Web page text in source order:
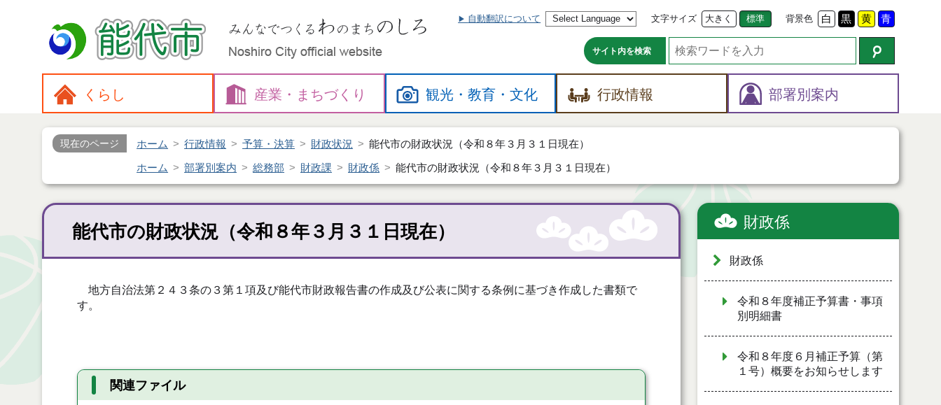
自動翻訳について 文字サイズ 大きく 標準 背景色 白 黒 黄 青
サイト内を検索
くらし 産業・ まちづくり 観光・教育・文化 行政情報 部署別案内
現在のページ ホーム 行政情報 予算・決算 財政状況 能代市の財政状況（令和８年３月３１日現在）
ホーム 部署別案内 総務部 財政課 財政係 能代市の財政状況（令和８年３月３１日現在）
能代市の財政状況（令和８年３月３１日現在）
地方自治法第２４３条の３第１項及び能代市財政報告書の作成及び公表に関する条例に基づき作成した書類で
す。
関連ファイル
財政係
財政係
令和８年度補正予算書・事項
別明細書
令和８年度６月補正予算（第
１号）概要をお知らせします